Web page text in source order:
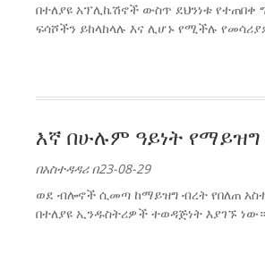
በተለያዩ አፕሊኬሽኖች ውስጥ ደህንነቱ
ፍሳሾችን ይከላከላሉ እና ሊሆኑ የሚችሉ
እኛ በሁሉም ዓይነት
በአስተዳዳሪ በ23-08-29
ወደ ብሎኖች ሲመጣ ከማይዝግ ብረት የበለጠ
በተለያዩ ኢንዱስትሪዎች ተወዳጅነት እያገኙ